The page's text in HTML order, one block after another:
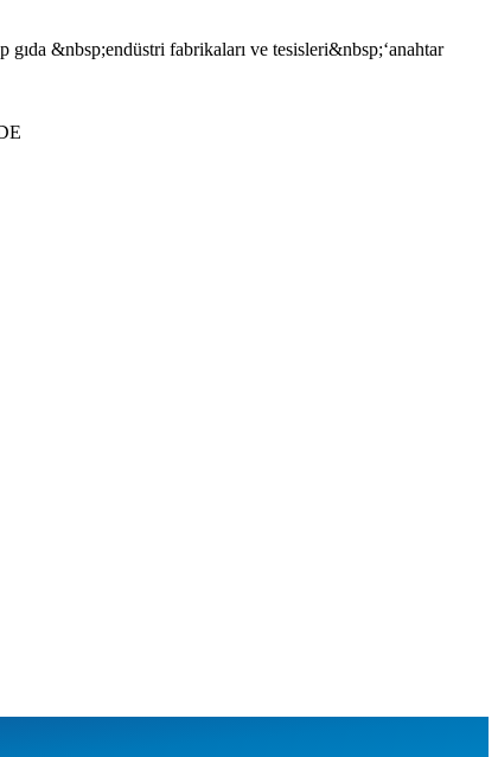
&nbsp;endüstri fabrikaları ve tesisleri&nbsp;‘anahtar